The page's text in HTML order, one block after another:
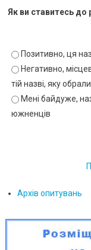
Як ви ставитесь
Позитивно, ця
Негативно,
тій назві, яку
Мені байдуже,
южненців
Архів опитувань